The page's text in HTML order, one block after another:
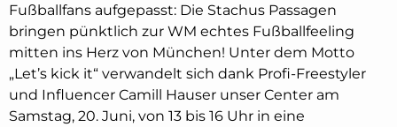
Fußballfans aufgepasst: Die Stachus Passagen
bringen pünktlich zur WM echtes Fußballfeeling
mitten ins Herz von München! Unter dem Motto
„Let’s kick it“ verwandelt sich dank Profi-Freestyler
und Influencer Camill Hauser unser Center am
Samstag, 20. Juni, von 13 bis 16 Uhr in eine